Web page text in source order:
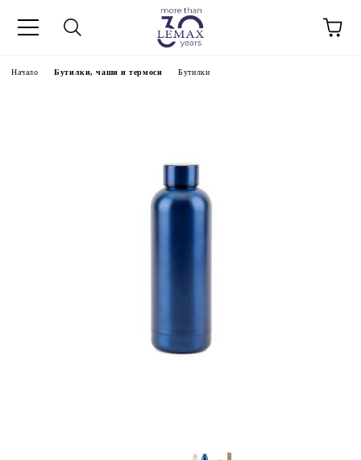
Начало Бутилки, чаши и термоси Бутилки